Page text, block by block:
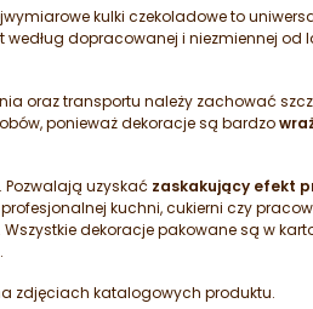
kulki czekoladowe to
dopracowanej i niezmiennej od
oraz transportu należy zachować
ponieważ dekoracje są bardzo
uzyskać zaskakujący efekt
kuchni, cukierni czy
dekoracje pakowane są w
zdjęciach katalogowych produktu.